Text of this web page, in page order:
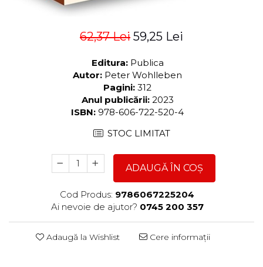
62,37 Lei 59,25 Lei
Editura: Publica
Autor: Peter Wohlleben
Pagini: 312
Anul publicării: 2023
ISBN: 978-606-722-520-4
STOC LIMITAT
ADAUGĂ ÎN COȘ
Cod Produs: 9786067225204
Ai nevoie de ajutor? 0745 200 357
Adaugă la Wishlist Cere informații